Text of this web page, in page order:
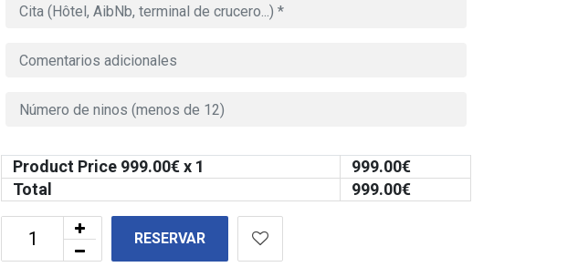
Product Price 999.00€ x 1 999.00€
Total
999.00€
RESERVAR